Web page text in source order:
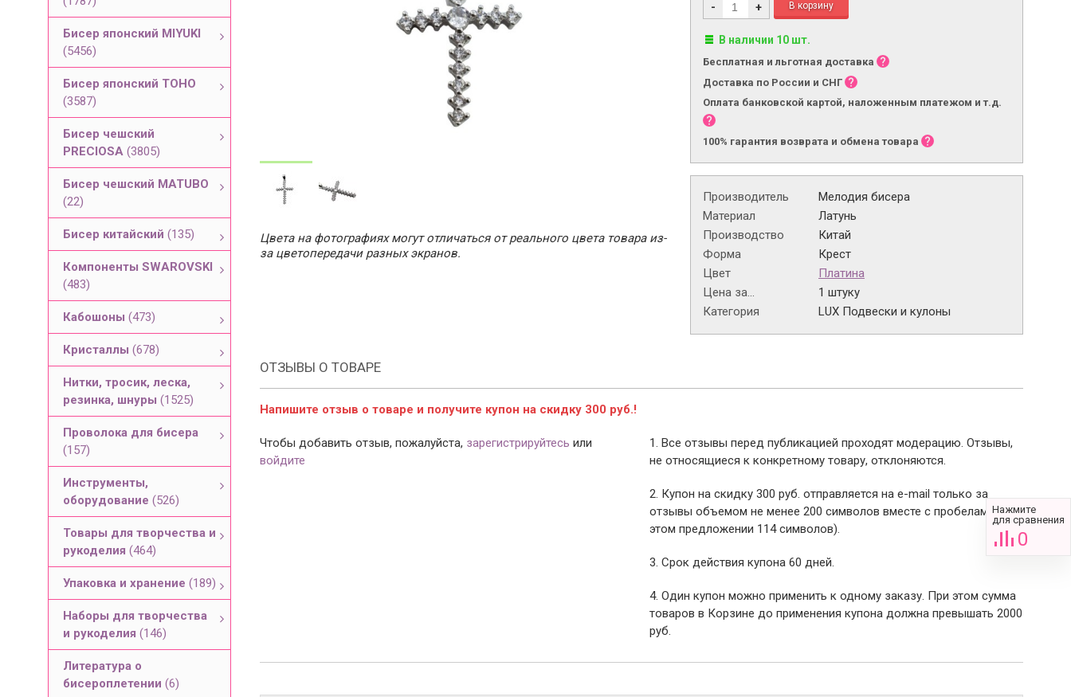
Бисер японский MIYUKI
(5456)
Бисер японский TOHO
(3587)
Бисер чешский
PRECIOSA (3805)
Бисер чешский MATUBO
(22)
Бисер китайский (135)
Компоненты SWAROVSKI
(483)
Кабошоны (473)
Кристаллы (678)
Нитки, тросик, леска,
резинка, шнуры (1525)
Проволока для бисера
(157)
Инструменты,
оборудование (526)
Товары для творчества и
рукоделия (464)
Упаковка и хранение (189)
Наборы для творчества
и рукоделия (146)
Литература о
бисероплетении (6)
Цвета на фотографиях могут отличаться от реального цвета товара из-
за цветопередачи разных экранов.
- +
В наличии 10 шт.
Бесплатная и льготная доставка
Доставка по России и СНГ
Оплата банковской картой, наложенным платежом и т.д.
100% гарантия возврата и обмена товара
Производитель
Мелодия бисера
Материал
Латунь
Производство
Китай
Форма
Крест
Цвет
Платина
Цена за...
1 штуку
Категория
LUX Подвески и кулоны
ОТЗЫВЫ О ТОВАРЕ
Напишите отзыв о товаре и получите купон на скидку 300 руб.!
Чтобы добавить отзыв, пожалуйста, зарегистрируйтесь или
войдите
1. Все отзывы перед публикацией проходят модерацию. Отзывы,
не относящиеся к конкретному товару, отклоняются.
2. Купон на скидку 300 руб. отправляется на e-mail только за
отзывы объемом не менее 200 символов вместе с пробелами (в
этом предложении 114 символов).
3. Срок действия купона 60 дней.
4. Один купон можно применить к одному заказу. При этом сумма
товаров в Корзине до применения купона должна превышать 2000
руб.
Нажмите
для сравнения
0